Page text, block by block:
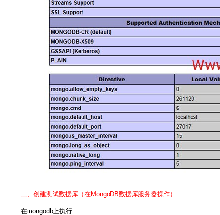
二、创建测试数据库（在MongoDB数据库服务器操作）
在mongodb上执行